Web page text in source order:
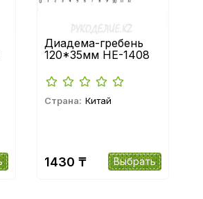
Диадема-гребень
120*35мм HE-1408
Страна: Китай
1430 ₸ Выбрать